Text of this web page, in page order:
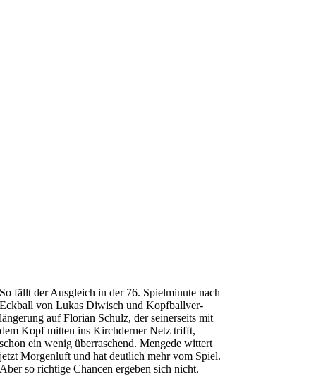
So fällt der Ausgleich in der 76. Spielminute nach
Eckball von Lukas Diwisch und Kopfballver-
längerung auf Florian Schulz, der seinerseits mit
dem Kopf mitten ins Kirchderner Netz trifft,
schon ein wenig überraschend. Mengede wittert
jetzt Morgenluft und hat deutlich mehr vom Spiel.
Aber so richtige Chancen ergeben sich nicht.